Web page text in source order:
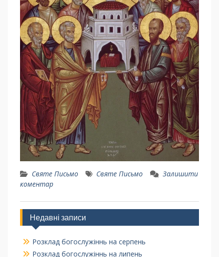
Святе Письмо Святе Письмо
Залишити
коментар
Недавні записи
Розклад богослужіннь на серпень
Розклад богослужіннь на липень